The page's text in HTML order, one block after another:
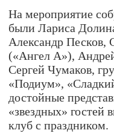
На мероприятие
были Лариса
Александр
(«Ангел А»),
Сергей Чумаков,
«Подиум»,
достойные
«звездных» гостей
клуб с праздником.